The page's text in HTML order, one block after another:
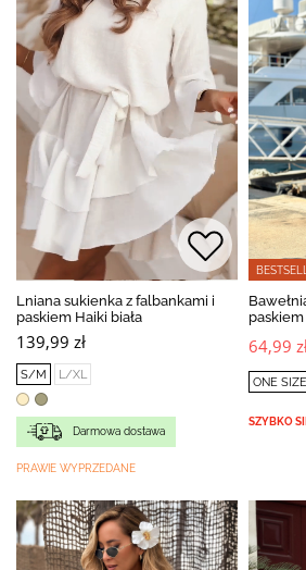
Lniana sukienka z falbankami i
paskiem Haiki biała
139,99 zł
S/M L/XL
Darmowa dostawa
PRAWIE WYPRZEDANE
paskiem
64,99
ONE SIZE
SZYBKO